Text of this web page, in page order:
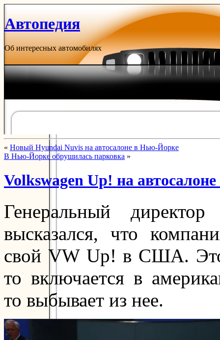
Автопедия
Об интересных автомобилях
« Новый Hyundai Nuvis на автосалоне в Нью-Йорке
В Нью-Йорке обрушилась парковка »
Volkswagen Up! на
Генеральный
высказался, что
свой VW Up! в США.
то включается в
то выбывает из нее.